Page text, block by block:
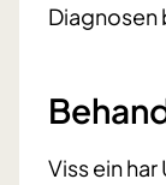
Diagnosen
Viss ein